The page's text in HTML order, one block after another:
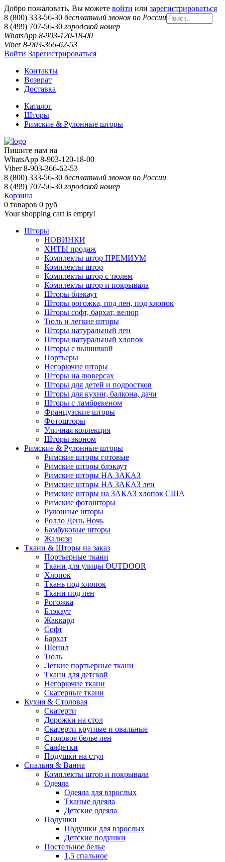
Добро пожаловать, Вы можете войти или зарегистрироваться
8 (800) 333-56-30 бесплатный звонок по России
8 (499) 707-56-30 городской номер
WhatsApp 8-903-120-18-00
Viber 8-903-366-62-53
Войти Зарегистрироваться
Контакты
Возврат
Доставка
Каталог
Шторы
Римские & Рулонные шторы
Пишите нам на
WhatsApp 8-903-120-18-00
Viber 8-903-366-62-53
8 (800) 333-56-30 бесплатный звонок по России
8 (499) 707-56-30 городской номер
Корзина
0 товаров 0 руб
Your shopping cart is empty!
Шторы
НОВИНКИ
ХИТЫ продаж
Комплекты штор ПРЕМИУМ
Комплекты штор
Комплекты штор с тюлем
Комплекты штор и покрывала
Шторы блэкаут
Шторы рогожка, под лен, под хлопок
Шторы софт, бархат, велюр
Тюль и легкие шторы
Шторы натуральный лен
Шторы натуральный хлопок
Шторы с вышивкой
Портьеры
Негорючие шторы
Шторы на люверсах
Шторы для детей и подростков
Шторы для кухни, балкона, дачи
Шторы с ламбрекеном
Французские шторы
Фотошторы
Уличная коллекция
Шторы эконом
Римские & Рулонные шторы
Римские шторы готовые
Римские шторы блэкаут
Римские шторы НА ЗАКАЗ
Римские шторы НА ЗАКАЗ лен
Римские шторы на ЗАКАЗ хлопок США
Римские фотошторы
Рулонные шторы
Ролло День Ночь
Бамбуковые шторы
Жалюзи
Ткани & Шторы на заказ
Портьерные ткани
Ткани для улицы OUTDOOR
Хлопок
Ткань под хлопок
Ткани под лен
Рогожка
Блэкаут
Жаккард
Софт
Бархат
Шенил
Тюль
Легкие портьерные ткани
Ткани для детской
Негорючие ткани
Скатерные ткани
Кухня & Столовая
Скатерти
Дорожки на стол
Скатерти круглые и овальные
Столовое белье лен
Салфетки
Подушки на стул
Спальня & Ванна
Комплекты штор и покрывала
Одеяла
Одеяла для взрослых
Тканые одеяла
Детские одеяла
Подушки
Подушки для взрослых
Детские подушки
Постельное белье
1,5 спальное